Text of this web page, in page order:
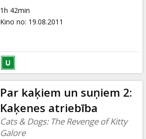
1h 42min
Kino no: 19.08.2011
Par kaķiem un suņiem 2:
Kaķenes atriebība
Cats & Dogs: The Revenge of Kitty
Galore